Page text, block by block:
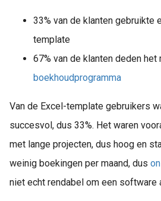
33% van de klanten gebruikte
template
67% van de klanten deden het
boekhoudprogramma
Van de Excel-template gebruikers
succesvol, dus 33%. Het waren
met lange projecten, dus hoog en
weinig boekingen per maand, dus
niet echt rendabel om een software